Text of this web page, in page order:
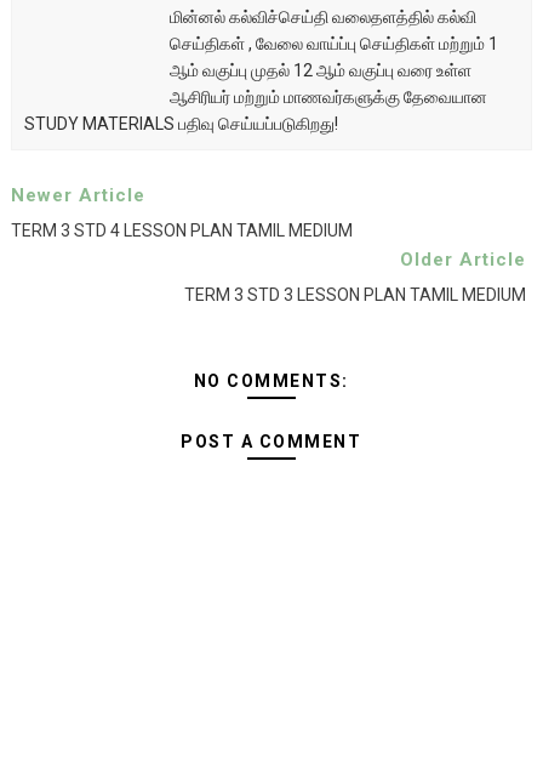
மின்னல் கல்விச்செய்தி வலைதளத்தில் கல்வி
செய்திகள் , வேலை வாய்ப்பு செய்திகள் மற்றும் 1
ஆம் வகுப்பு முதல் 12 ஆம் வகுப்பு வரை உள்ள
ஆசிரியர் மற்றும் மாணவர்களுக்கு தேவையான
STUDY MATERIALS பதிவு செய்யப்படுகிறது!
Newer Article
TERM 3 STD 4 LESSON PLAN TAMIL MEDIUM
Older Article
TERM 3 STD 3 LESSON PLAN TAMIL MEDIUM
NO COMMENTS:
POST A COMMENT